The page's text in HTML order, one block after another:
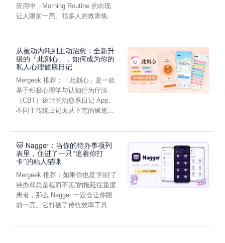
应用中，Morning Routine 的出现
让人眼前一亮。很多人的效率焦
从被动内耗到主动治愈：全新升
级的「此刻心」，如何成为你的
私人心理健康日记
Mergeek 推荐：「此刻心」是一款
基于积极心理学与认知行为疗法
（CBT）设计的治愈系日记 App。
不同于传统日记无从下笔的尴尬，
🐱 Nagger：当你的待办事项列
表里，住进了一只“追着你打
卡”的粘人猫咪
Mergeek 推荐：如果你也是“列好了
待办却总是视而不见”的拖延症重度
患者，那么 Nagger 一定会让你眼
前一亮。它打破了传统效率工具冰